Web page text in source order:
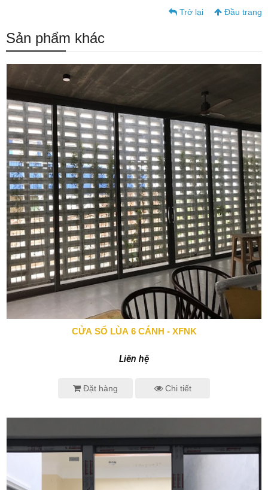
Trở lại Đầu trang
Sản phẩm khác
0943 666 466
CỬA SỔ LÙA 6 CÁNH - XFNK
Liên hệ
Đặt hàng Chi tiết